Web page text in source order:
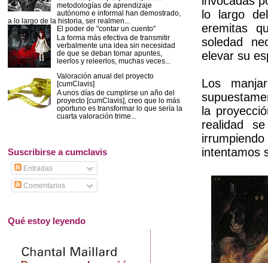
lo largo
eremitas
soledad
elevar su
Los
la
realidad
intentamos
metodologías de aprendizaje
autónomo e informal han demostrado,
a lo largo de la historia, ser realmen...
El poder de "contar un cuento"
La forma más efectiva de transmitir
verbalmente una idea sin necesidad
de que se deban tomar apuntes,
leerlos y releerlos, muchas veces...
Valoración anual del proyecto
[cumClavis]
A unos días de cumplirse un año del
proyecto [cumClavis], creo que lo más
oportuno es transformar lo que sería la
cuarta valoración trime...
Suscribirse a cumclavis
Entradas
Comentarios
Qué estoy leyendo